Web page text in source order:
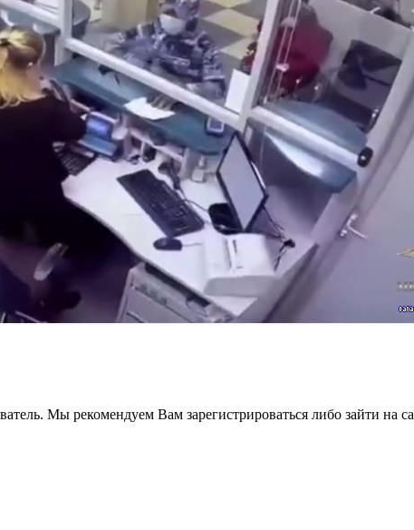
Мы рекомендуем Вам зарегистрироваться либо зайти на